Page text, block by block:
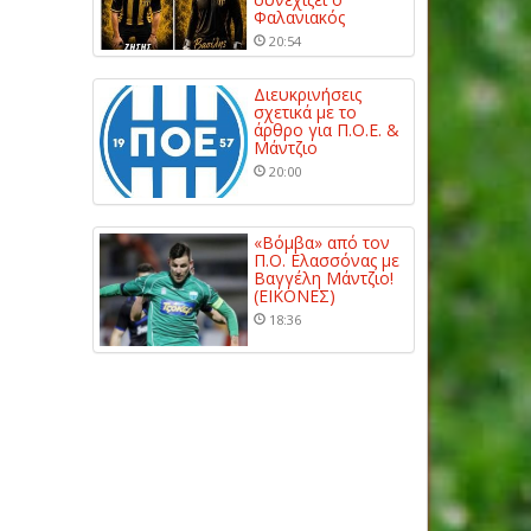
Φαλανιακός
20:54
Διευκρινήσεις
σχετικά με το
άρθρο για Π.Ο.Ε. &
Μάντζιο
20:00
«Βόμβα» από τον
Π.Ο. Ελασσόνας με
Βαγγέλη Μάντζιο!
(ΕΙΚΟΝΕΣ)
18:36